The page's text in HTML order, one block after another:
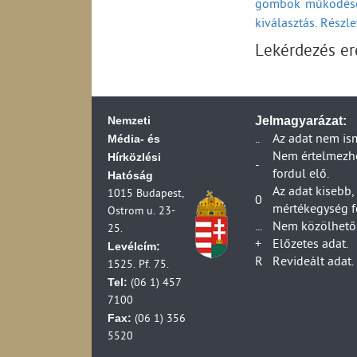
2006)
Távközlési
Távközlési
2006)
Posta ágazat
Posta ágazat
(1990-2006)
Posta ágazat
(1990-2007)
Posta ágazat
(1990-2007)
Posta ágazat
Postai
gombok
kiválasztás.
Lekérdezés
Nemzeti
Média- és
Hírközlési
Hatóság
1015 Budapest,
Ostrom u. 23-
25.
Levélcím:
1525. Pf. 75.
Tel: (06 1) 457
7100
Fax: (06 1) 356
5520
Jelmagyarázat:
..
Az adat nem
-
Nem
fordul elő.
0
Az adat
mértékegység
...
Nem
+
Előzetes adat.
R
Revideált adat.